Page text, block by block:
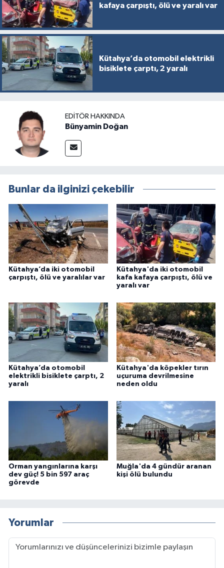
kafaya çarpıştı, ölü ve yaralı var
Kütahya’da otomobil elektrikli
bisiklete çarptı, 2 yaralı
EDITÖR HAKKINDA
Bünyamin Doğan
Bunlar da ilginizi çekebilir
Kütahya’da iki otomobil
çarpıştı, ölü ve yaralılar var
Kütahya'da iki otomobil
kafa kafaya çarpıştı, ölü ve
yaralı var
Kütahya’da otomobil
elektrikli bisiklete çarptı, 2
yaralı
Kütahya'da köpekler tırın
uçuruma devrilmesine
neden oldu
Orman yangınlarına karşı
dev güç! 5 bin 597 araç
görevde
Muğla'da 4 gündür aranan
kişi ölü bulundu
Yorumlar